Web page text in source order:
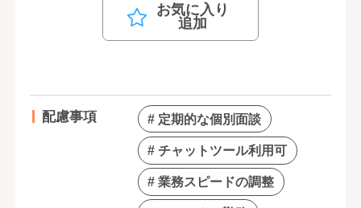
お気に入り
追加
配慮事項 # 定期的な個別面談
# チャットツール利用可
# 業務スピードの調整